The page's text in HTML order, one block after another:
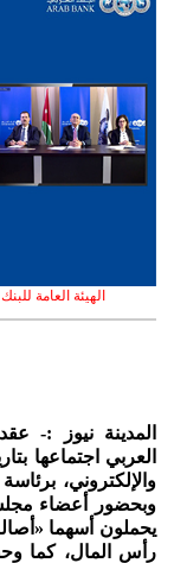
الهيئة العامة للبنك العربي تقر
المدينة نيوز :-
والإلكتروني،
وبحضور أعضاء مجلس
رأس المال، كما